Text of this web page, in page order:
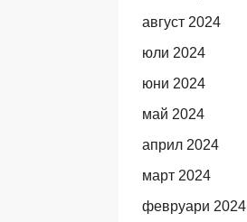
август 2024
юли 2024
юни 2024
май 2024
април 2024
март 2024
февруари 2024